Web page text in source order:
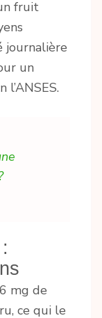
fruit
journalière
un
mg de
ce qui le